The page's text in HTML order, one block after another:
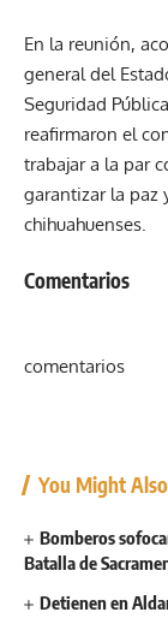
En la reunión,
general del
Seguridad
reafirmaron el
trabajar a la par
garantizar la paz
chihuahuenses.
Comentarios
comentarios
You Might
Bomberos
Batalla de
Detienen en